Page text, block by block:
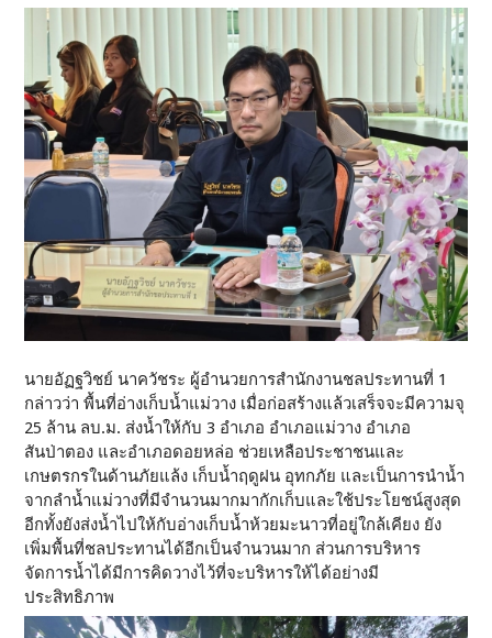
นายอัฏฐวิชย์ นาควัชระ ผู้อำนวยการสำนักงานชลประทานที่ 1
กล่าวว่า พื้นที่อ่างเก็บน้ำแม่วาง เมื่อก่อสร้างแล้วเสร็จจะมีความจุ
25 ล้าน ลบ.ม. ส่งน้ำให้กับ 3 อำเภอ อำเภอแม่วาง อำเภอ
สันป่าตอง และอำเภอดอยหล่อ ช่วยเหลือประชาชนและ
เกษตรกรในด้านภัยแล้ง เก็บน้ำฤดูฝน อุทกภัย และเป็นการนำน้ำ
จากลำน้ำแม่วางที่มีจำนวนมากมากักเก็บและใช้ประโยชน์สูงสุด
อีกทั้งยังส่งน้ำไปให้กับอ่างเก็บน้ำห้วยมะนาวที่อยู่ใกล้เคียง ยัง
เพิ่มพื้นที่ชลประทานได้อีกเป็นจำนวนมาก ส่วนการบริหาร
จัดการน้ำได้มีการคิดวางไว้ที่จะบริหารให้ได้อย่างมี
ประสิทธิภาพ